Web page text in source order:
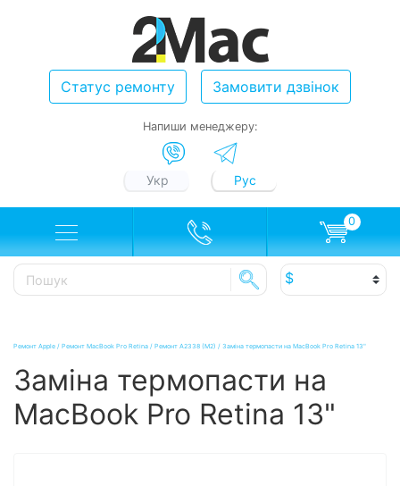
Статус ремонту Замовити дзвінок
Напиши менеджеру:
Укр Рус
0
Ремонт Apple / Ремонт MacBook Pro Retina / Ремонт A2338 (M2) / Заміна термопасти на MacBook Pro Retina 13"
Заміна термопасти на
MacBook Pro Retina 13"